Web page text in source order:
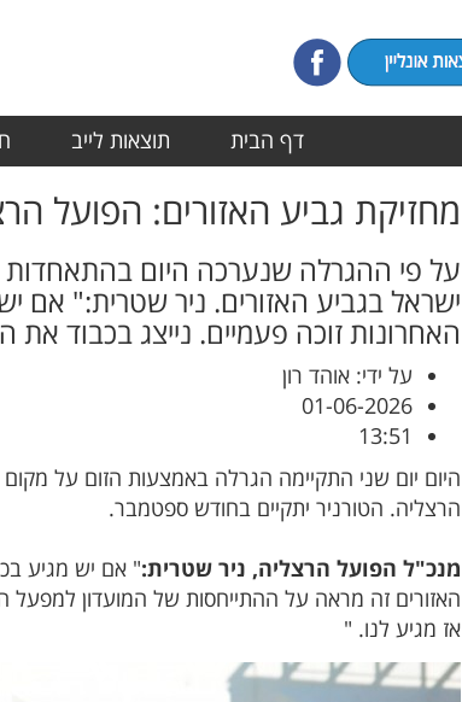
דף הבית תוצאות לייב
מחזיקת גביע האזורים: הפועל
על פי ההגרלה שנערכה היום בהתאחדות
ישראל בגביע האזורים. ניר שטרית:" אם
האחרונות זוכה פעמיים. נייצג בכבוד את
על ידי: אוהד רון
01-06-2026
13:51
היום יום שני התקיימה הגרלה באמצעות הזום על
הרצליה. הטורניר יתקיים בחודש ספטמבר.
מנכ"ל הפועל הרצליה, ניר שטרית:" אם יש מגיע
האזורים זה מראה על ההתייחסות של המועדון
אז מגיע לנו. "